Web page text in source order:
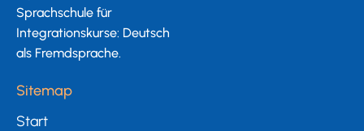
Sprachschule für
Integrationskurse: Deutsch
als Fremdsprache.
Sitemap
Start